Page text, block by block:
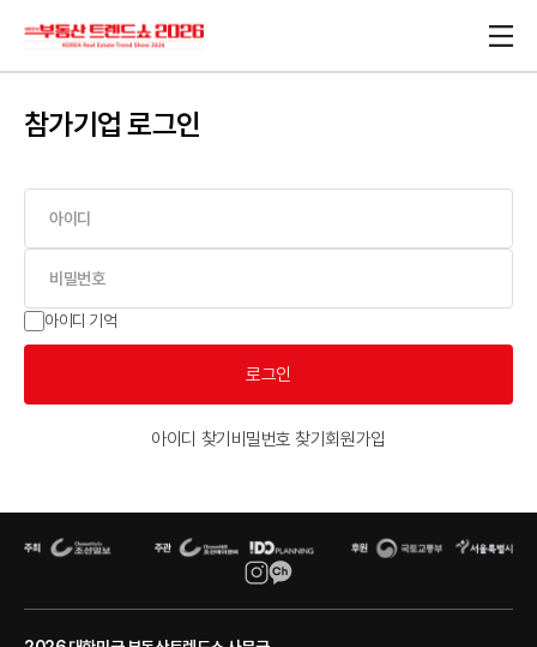
참가기업 로그인
아이디 기억
로그인
아이디 찾기 비밀번호 찾기 회원가입